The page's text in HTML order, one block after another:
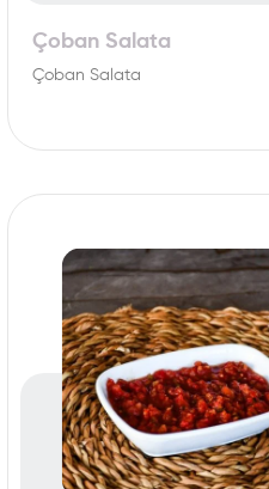
Çoban Salata
Çoban Salata